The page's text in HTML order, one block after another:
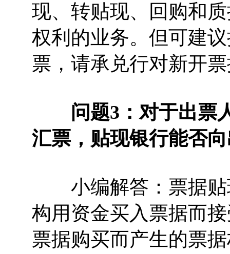
现、转贴现、回购和
权利的业务。但可建
票，请承兑行对新开
问题3：对于出票人
汇票，贴现银行能否
小编解答：票据贴
构用资金买入票据而
票据购买而产生的票